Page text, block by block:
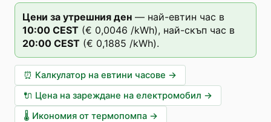
Цени за утрешния ден — най-евтин час в
10:00 CEST (€ 0,0046 /kWh), най-скъп час в
20:00 CEST (€ 0,1885 /kWh).
⏰ Калкулатор на евтини часове →
🔌 Цена на зареждане на електромобил →
🌡️ Икономия от термопомпа →